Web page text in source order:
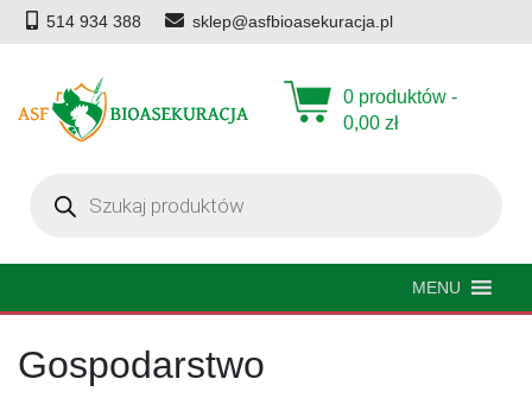
514 934 388 sklep@asfbioasekuracja.pl
0 produktów -
0,00 zł
produktów
MENU
Gospodarstwo